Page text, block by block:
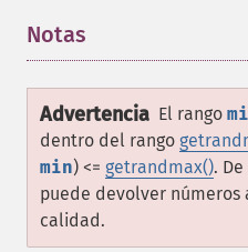
Notas
Advertencia El rango
dentro del rango
min) <= getrandmax().
puede devolver
calidad.